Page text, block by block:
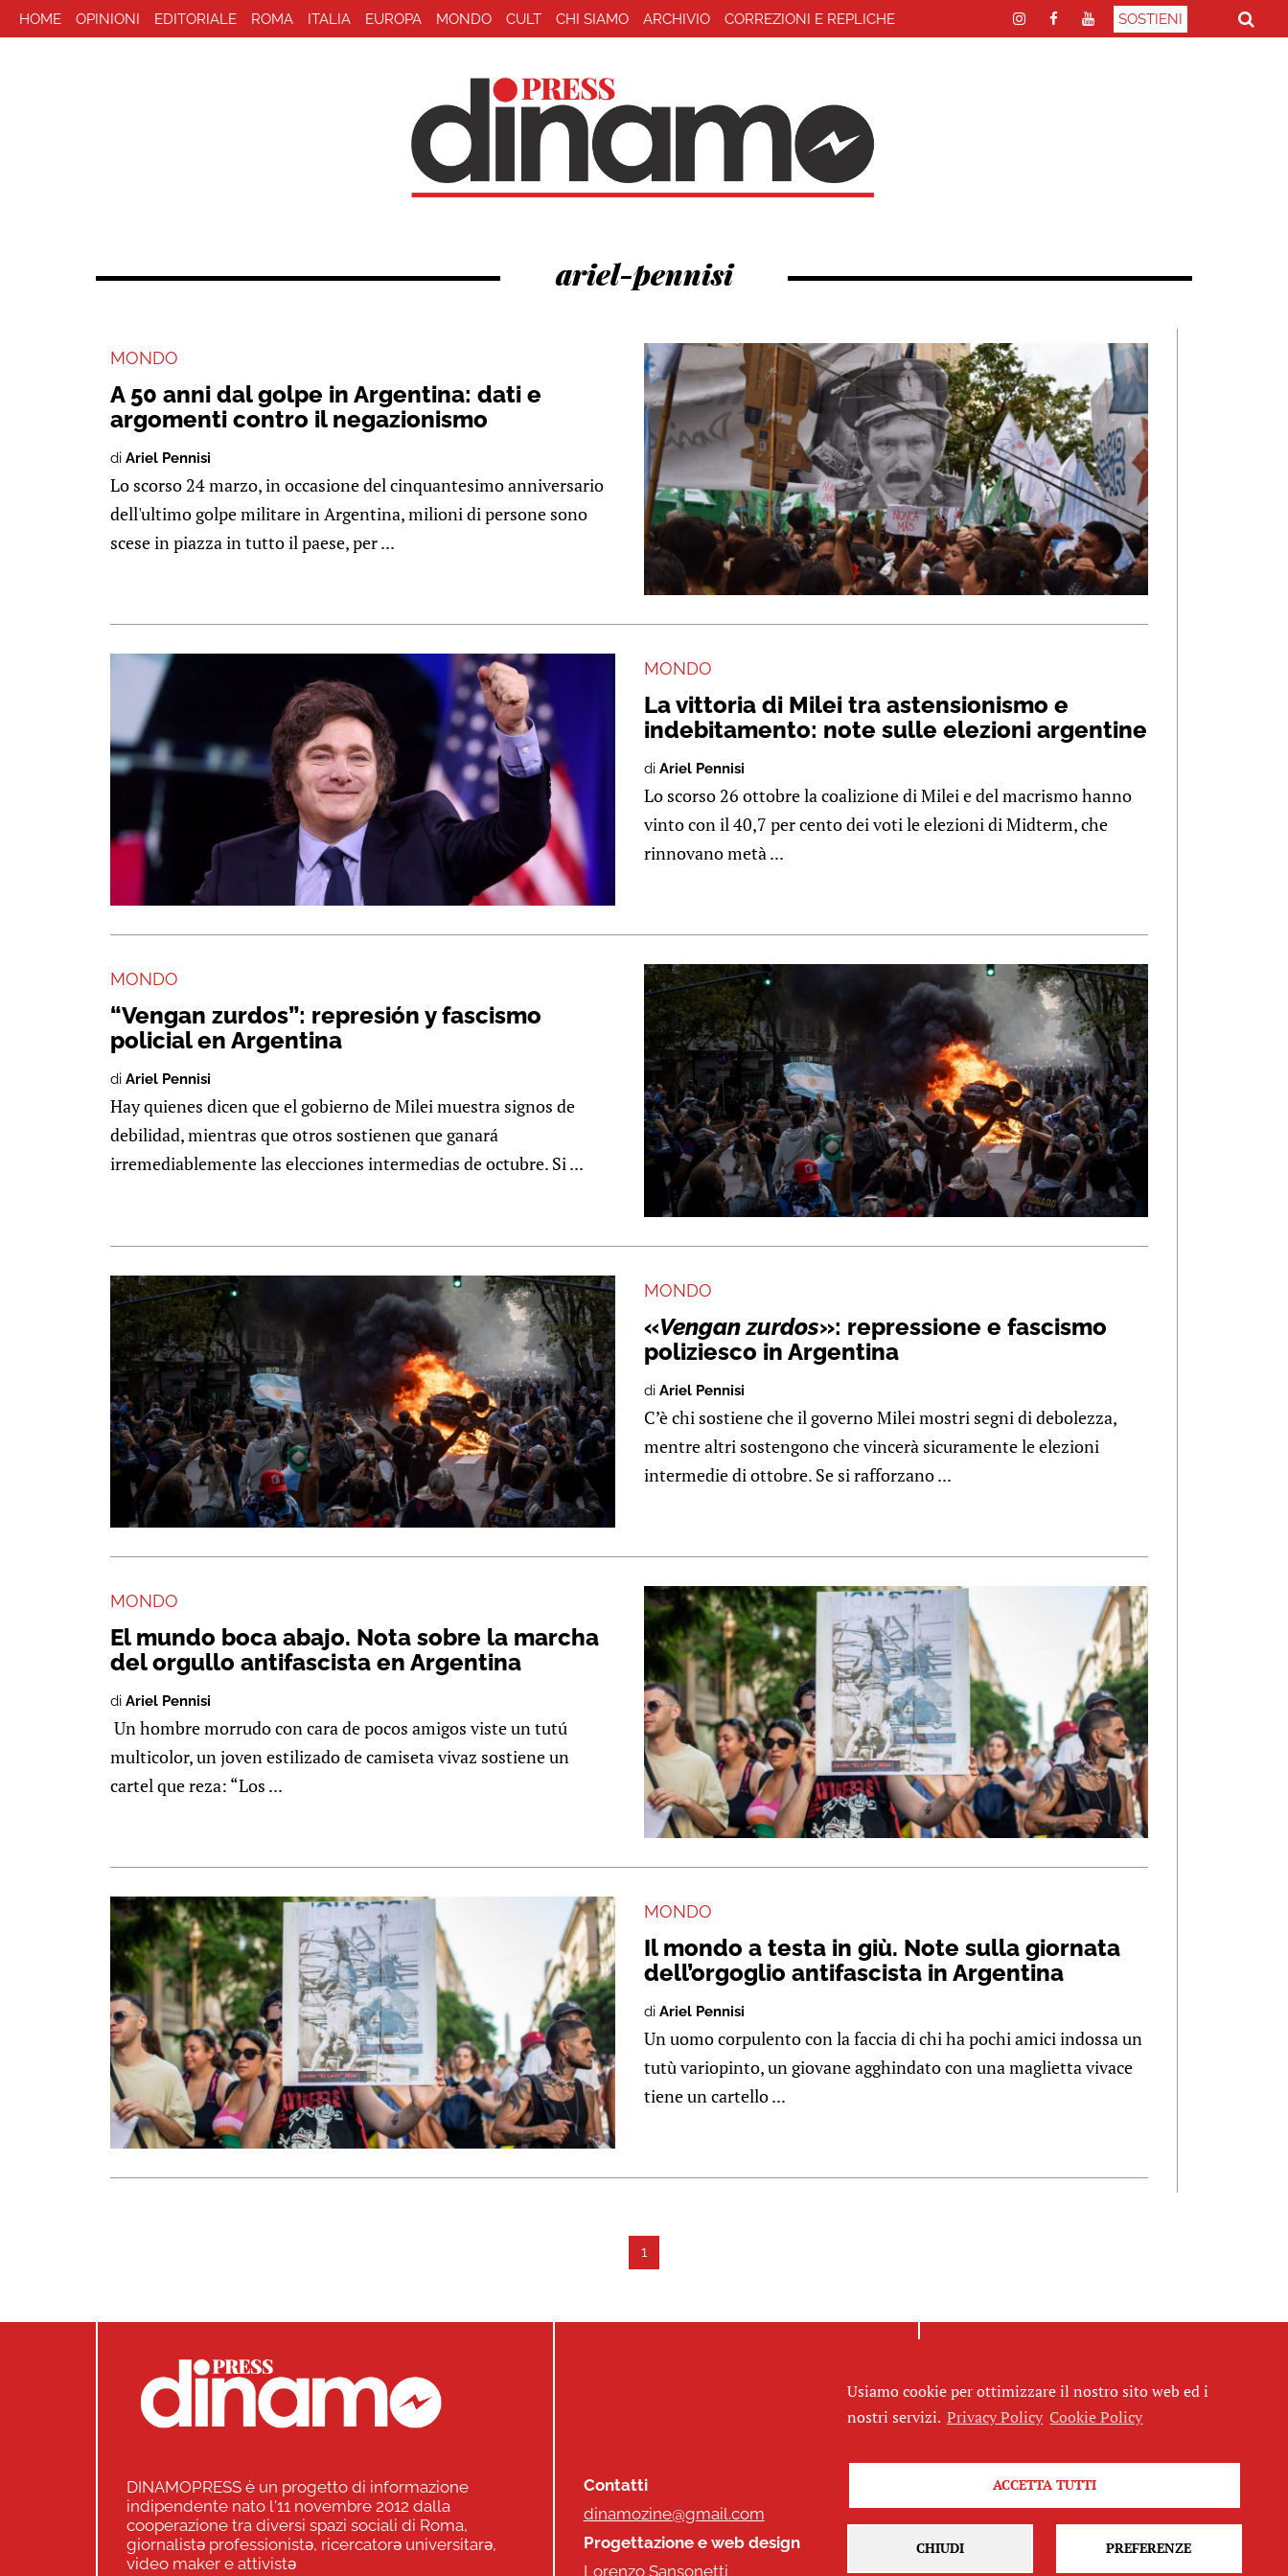
HOME OPINIONI EDITORIALE ROMA ITALIA EUROPA MONDO CULT CHI SIAMO ARCHIVIO CORREZIONI E REPLICHE SOSTIENI
ariel-pennisi
MONDO
A 50 anni dal golpe in Argentina: dati e
argomenti contro il negazionismo
di Ariel Pennisi
Lo scorso 24 marzo, in occasione del cinquantesimo anniversario
dell'ultimo golpe militare in Argentina, milioni di persone sono
scese in piazza in tutto il paese, per ...
MONDO
La vittoria di Milei tra astensionismo e
indebitamento: note sulle elezioni argentine
di Ariel Pennisi
Lo scorso 26 ottobre la coalizione di Milei e del macrismo hanno
vinto con il 40,7 per cento dei voti le elezioni di Midterm, che
rinnovano metà ...
MONDO
“Vengan zurdos”: represión y fascismo
policial en Argentina
di Ariel Pennisi
Hay quienes dicen que el gobierno de Milei muestra signos de
debilidad, mientras que otros sostienen que ganará
irremediablemente las elecciones intermedias de octubre. Si ...
MONDO
«Vengan zurdos»: repressione e fascismo
poliziesco in Argentina
di Ariel Pennisi
C’è chi sostiene che il governo Milei mostri segni di debolezza,
mentre altri sostengono che vincerà sicuramente le elezioni
intermedie di ottobre. Se si rafforzano ...
MONDO
El mundo boca abajo. Nota sobre la marcha
del orgullo antifascista en Argentina
di Ariel Pennisi
Un hombre morrudo con cara de pocos amigos viste un tutú
multicolor, un joven estilizado de camiseta vivaz sostiene un
cartel que reza: “Los ...
MONDO
Il mondo a testa in giù. Note sulla giornata
dell’orgoglio antifascista in Argentina
di Ariel Pennisi
Un uomo corpulento con la faccia di chi ha pochi amici indossa un
tutù variopinto, un giovane agghindato con una maglietta vivace
tiene un cartello ...
1
DINAMOPRESS è un progetto di informazione
indipendente nato l'11 novembre 2012 dalla
cooperazione tra diversi spazi sociali di Roma,
giornalistə professionistə, ricercatorə universitarə,
video maker e attivistə
Contatti
dinamozine@gmail.com
Progettazione e web design
Lorenzo Sansonetti
Seguici
Usiamo cookie per ottimizzare il nostro sito web ed i
nostri servizi. Privacy Policy Cookie Policy
ACCETTA TUTTI
CHIUDI PREFERENZE